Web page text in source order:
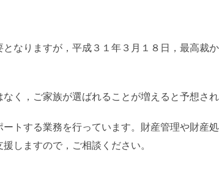
なりますが，平成３１年３月１８日，最高裁
く，ご家族が選ばれることが増えると予想さ
トする業務を行っています。財産管理や財産
しますので，ご相談ください。